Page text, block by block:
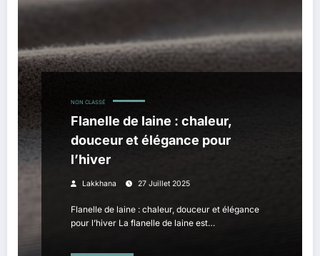
NON CLASSÉ
Flanelle de laine : chaleur,
douceur et élégance pour
l’hiver
Lakkhana 27 Juillet 2025
Flanelle de laine : chaleur, douceur et élégance
pour l’hiver La flanelle de laine est…